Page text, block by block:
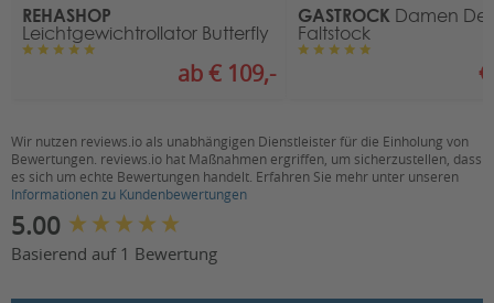
Farbe: braun
10.50.01.0001 (Holzstöcke
REHASHOP
Leichtgewichtrollator Butterfly
ab € 109,-
GASTROCK Damen
Faltstock
Wir nutzen reviews.io als unabhängigen Dienstleister für die Einholung von
Bewertungen. reviews.io hat Maßnahmen ergriffen, um sicherzustellen, dass
es sich um echte Bewertungen handelt. Erfahren Sie mehr unter unseren
Informationen zu Kundenbewertungen
5.00
Basierend auf 1 Bewertung
New content loaded